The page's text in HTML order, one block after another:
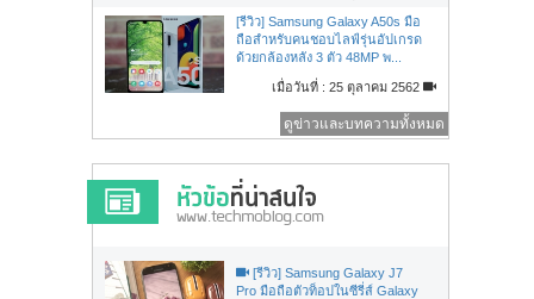
[รีวิว] Samsung Galaxy A50s มือ
ถือสำหรับคนชอบไลฟ์รุ่นอัปเกรด
ด้วยกล้องหลัง 3 ตัว 48MP พ...
เมื่อวันที่ : 25 ตุลาคม 2562
ดูข่าวและบทความทั้งหมด
[รีวิว] Samsung Galaxy J7
Pro มือถือตัวท็อปในซีรี่ส์ Galaxy